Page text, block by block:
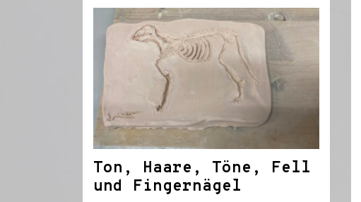
Ton, Haare, Töne, Fell
und Fingernägel